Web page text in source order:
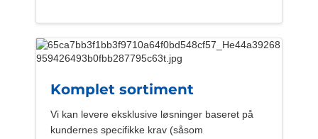
Komplet sortiment
Vi kan levere eksklusive løsninger baseret på
kundernes specifikke krav (såsom